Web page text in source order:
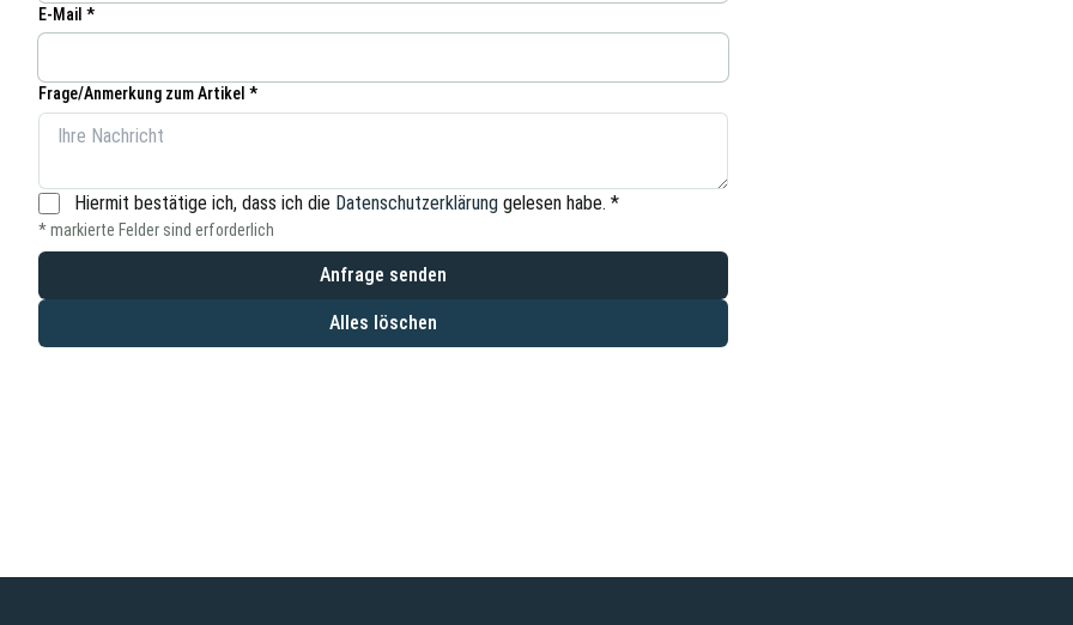
E-Mail *
Frage/Anmerkung zum Artikel *
Hiermit bestätige ich, dass ich die Datenschutzerklärung gelesen habe. *
* markierte Felder sind erforderlich
Alles löschen
Anfrage senden